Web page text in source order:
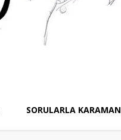
SORULARLA KARAMAN